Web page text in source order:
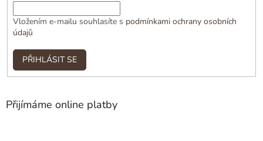
Vložením e-mailu souhlasíte s podmínkami ochrany osobních
údajů
PŘIHLÁSIT SE
Přijímáme online platby